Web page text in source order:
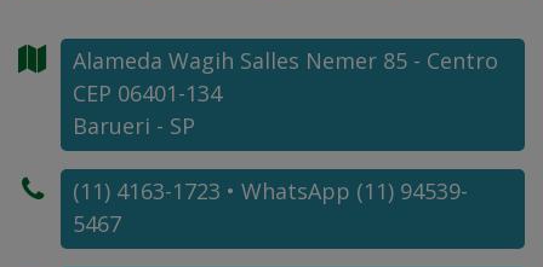
Alameda Wagih Salles Nemer 85 - Centro
CEP 06401-134
Barueri - SP
(11) 4163-1723 • WhatsApp (11) 94539-
5467